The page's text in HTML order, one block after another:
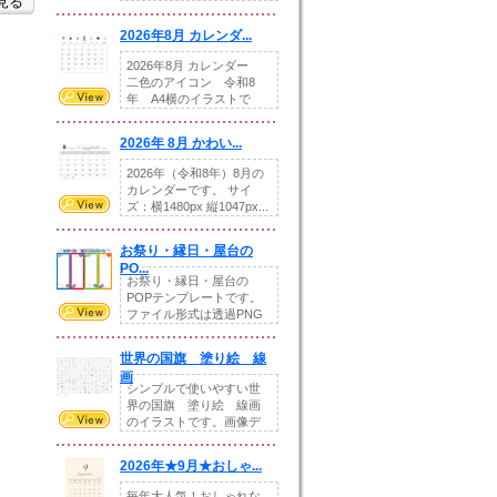
2026年8月 カレンダ...
2026年8月 カレンダー
二色のアイコン 令和8
年 A4横のイラストで
2026年 8月 かわい...
2026年（令和8年）8月の
カレンダーです。 サイ
ズ：横1480px 縦1047px...
お祭り・縁日・屋台の
PO...
お祭り・縁日・屋台の
POPテンプレートです。
ファイル形式は透過PNG
世界の国旗 塗り絵 線
画
シンプルで使いやすい世
界の国旗 塗り絵 線画
のイラストです。画像デ
2026年★9月★おしゃ...